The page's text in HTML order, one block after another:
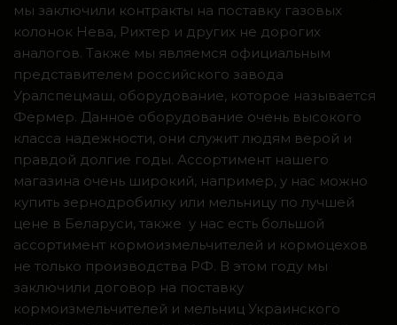
мы заключили контракты на поставку газовых
колонок Нева, Рихтер и других не дорогих
аналогов. Также мы являемся официальным
представителем российского завода
Уралспецмаш, оборудование, которое называется
Фермер. Данное оборудование очень высокого
класса надежности, они служит людям верой и
правдой долгие годы. Ассортимент нашего
магазина очень широкий, например, у нас можно
купить зернодробилку или мельницу по лучшей
цене в Беларуси, также у нас есть большой
ассортимент кормоизмельчителей и кормоцехов
не только производства РФ. В этом году мы
заключили договор на поставку
кормоизмельчителей и мельниц Украинского